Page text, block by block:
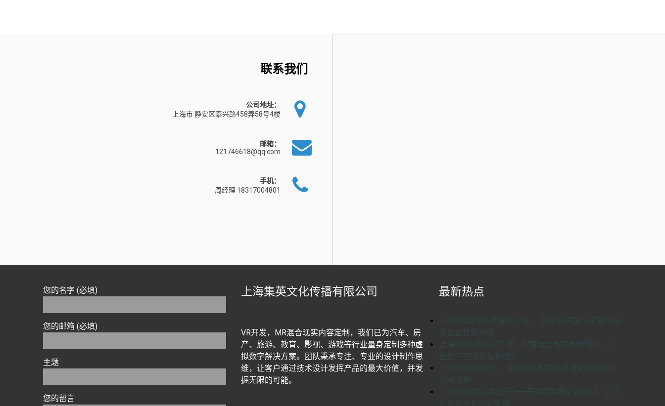
联系我们
公司地址：
上海市 静安区泰兴路458弄58号4楼
邮箱：
121746618@qq.com
手机：
周经理 18317004801
您的名字 (必填)
您的邮箱 (必填)
主题
您的留言
上海集英文化传播有限公司
VR开发，MR混合现实内容定制，我们已为汽车、房
产、旅游、教育、影视、游戏等行业量身定制多种虚
拟数字解决方案。团队秉承专注、专业的设计制作思
维，让客户通过技术设计发挥产品的最大价值，并发
掘无限的可能。
最新热点